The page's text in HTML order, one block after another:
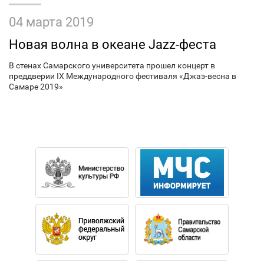
04 марта 2019
Новая волна в океане Jazz-феста
В стенах Самарского университета прошел концерт в
преддверии IX Международного фестиваля «Джаз-весна в
Самаре 2019»